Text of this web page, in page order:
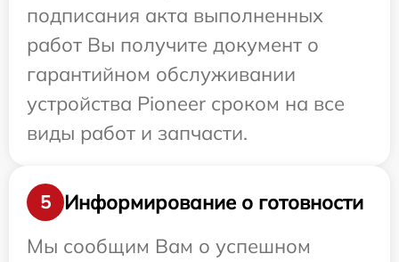
подписания акта выполненных
работ Вы получите документ о
гарантийном обслуживании
устройства Pioneer сроком на все
виды работ и запчасти.
5
Информирование о готовности
Мы сообщим Вам о успешном